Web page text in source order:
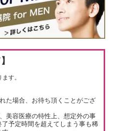
す。
た場合、お待ち頂くことがござ
美容医療の特性上、想定外の事
予定時間を超えてしまう事も稀